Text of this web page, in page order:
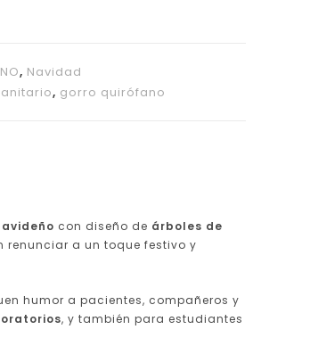
, Navidad
, gorro quirófano
con diseño de árboles de
a un toque festivo y
humor a pacientes, compañeros y
, y también para estudiantes